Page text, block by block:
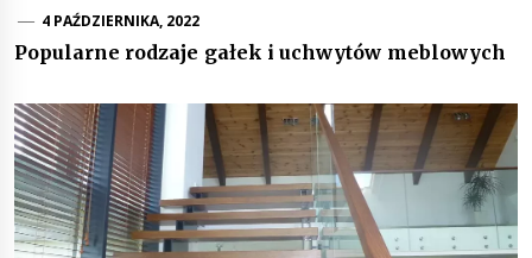
4 PAŹDZIERNIKA, 2022
Popularne rodzaje gałek i uchwytów meblowych